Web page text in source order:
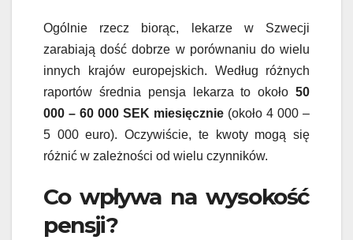
Ogólnie rzecz biorąc, lekarze w Szwecji
zarabiają dość dobrze w porównaniu do wielu
innych krajów europejskich. Według różnych
raportów średnia pensja lekarza to około 50
000 – 60 000 SEK miesięcznie (około 4 000 –
5 000 euro). Oczywiście, te kwoty mogą się
różnić w zależności od wielu czynników.
Co wpływa na wysokość
pensji?